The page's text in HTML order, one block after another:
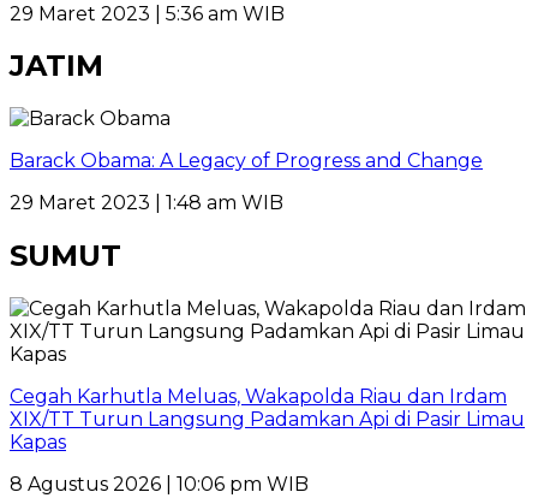
29 Maret 2023 | 5:36 am WIB
JATIM
Barack Obama: A Legacy of Progress and Change
29 Maret 2023 | 1:48 am WIB
SUMUT
Cegah Karhutla Meluas, Wakapolda Riau dan Irdam
XIX/TT Turun Langsung Padamkan Api di Pasir Limau
Kapas
8 Agustus 2026 | 10:06 pm WIB